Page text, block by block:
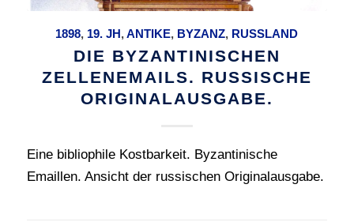
1898, 19. JH,ANTIKE, BYZANZ, RUSSLAND
DIE BYZANTINISCHEN
ZELLENEMAILS. RUSSISCHE
ORIGINALAUSGABE.
Eine bibliophile Kostbarkeit. Byzantinische
Emaillen. Ansicht der russischen Originalausgabe.